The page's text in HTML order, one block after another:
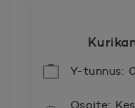
Y-tunnus:
Osoite: